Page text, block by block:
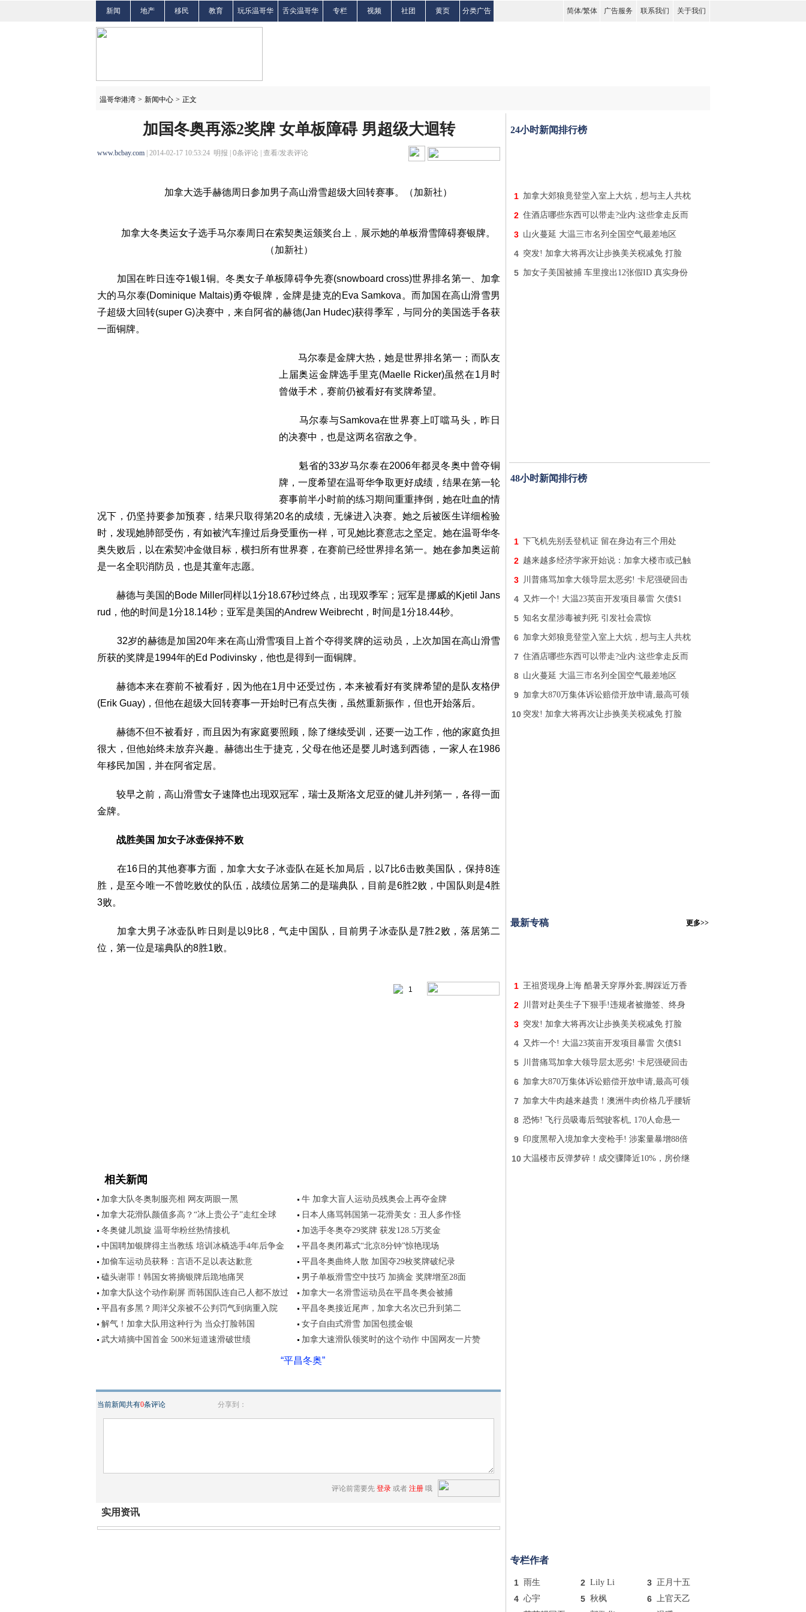
新闻 地产 移民 教育 玩乐温哥华 舌尖温哥华 专栏 视频 社团 黄页 分类广告 简体/繁体 广告服务 联系我们 关于我们
温哥华港湾 > 新闻中心 > 正文
加国冬奥再添2奖牌 女单板障碍 男超级大迴转
www.bcbay.com | 2014-02-17 10:53:24 明报 | 0条评论 | 查看/发表评论
加拿大选手赫德周日参加男子高山滑雪超级大回转赛事。（加新社）
加拿大冬奥运女子选手马尔泰周日在索契奥运颁奖台上﹐展示她的单板滑雪障碍赛银牌。
（加新社）
加国在昨日连夺1银1铜。冬奥女子单板障碍争先赛(snowboard cross)世界排名第一、加拿
大的马尔泰(Dominique Maltais)勇夺银牌，金牌是捷克的Eva Samkova。而加国在高山滑雪男
子超级大回转(super G)决赛中，来自阿省的赫德(Jan Hudec)获得季军，与同分的美国选手各获
一面铜牌。
马尔泰是金牌大热，她是世界排名第一；而队友
上届奥运金牌选手里克(Maelle Ricker)虽然在1月时
曾做手术，赛前仍被看好有奖牌希望。
马尔泰与Samkova在世界赛上叮噹马头，昨日
的决赛中，也是这两名宿敌之争。
魁省的33岁马尔泰在2006年都灵冬奥中曾夺铜
牌，一度希望在温哥华争取更好成绩，结果在第一轮
赛事前半小时前的练习期间重重摔倒，她在吐血的情
况下，仍坚持要参加预赛，结果只取得第20名的成绩，无缘进入决赛。她之后被医生详细检验
时，发现她肺部受伤，有如被汽车撞过后身受重伤一样，可见她比赛意志之坚定。她在温哥华冬
奥失败后，以在索契冲金做目标，横扫所有世界赛，在赛前已经世界排名第一。她在参加奥运前
是一名全职消防员，也是其童年志愿。
赫德与美国的Bode Miller同样以1分18.67秒过终点，出现双季军；冠军是挪威的Kjetil Jans
rud，他的时间是1分18.14秒；亚军是美国的Andrew Weibrecht，时间是1分18.44秒。
32岁的赫德是加国20年来在高山滑雪项目上首个夺得奖牌的运动员，上次加国在高山滑雪
所获的奖牌是1994年的Ed Podivinsky，他也是得到一面铜牌。
赫德本来在赛前不被看好，因为他在1月中还受过伤，本来被看好有奖牌希望的是队友格伊
(Erik Guay)，但他在超级大回转赛事一开始时已有点失衡，虽然重新振作，但也开始落后。
赫德不但不被看好，而且因为有家庭要照顾，除了继续受训，还要一边工作，他的家庭负担
很大，但他始终未放弃兴趣。赫德出生于捷克，父母在他还是婴儿时逃到西德，一家人在1986
年移民加国，并在阿省定居。
较早之前，高山滑雪女子速降也出现双冠军，瑞士及斯洛文尼亚的健儿并列第一，各得一面
金牌。
战胜美国 加女子冰壶保持不败
在16日的其他赛事方面，加拿大女子冰壶队在延长加局后，以7比6击败美国队，保持8连
胜，是至今唯一不曾吃败仗的队伍，战绩位居第二的是瑞典队，目前是6胜2败，中国队则是4胜
3败。
加拿大男子冰壶队昨日则是以9比8，气走中国队，目前男子冰壶队是7胜2败，落居第二
位，第一位是瑞典队的8胜1败。
1
相关新闻
加拿大队冬奥制服亮相 网友两眼一黑
牛 加拿大盲人运动员残奥会上再夺金牌
加拿大花滑队颜值多高？“冰上贵公子”走红全球
日本人痛骂韩国第一花滑美女：丑人多作怪
冬奥健儿凯旋 温哥华粉丝热情接机
加选手冬奥夺29奖牌 获发128.5万奖金
中国聘加银牌得主当教练 培训冰橇选手4年后争金
平昌冬奥闭幕式“北京8分钟”惊艳现场
加偷车运动员获释：言语不足以表达歉意
平昌冬奥曲终人散 加国夺29枚奖牌破纪录
磕头谢罪！韩国女将摘银牌后跪地痛哭
男子单板滑雪空中技巧 加摘金 奖牌增至28面
加拿大队这个动作刷屏 而韩国队连自己人都不放过
加拿大一名滑雪运动员在平昌冬奥会被捕
平昌有多黑？周洋父亲被不公判罚气到病重入院
平昌冬奥接近尾声，加拿大名次已升到第二
解气！加拿大队用这种行为 当众打脸韩国
女子自由式滑雪 加国包揽金银
武大靖摘中国首金 500米短道速滑破世绩
加拿大速滑队领奖时的这个动作 中国网友一片赞
“平昌冬奥”
当前新闻共有0条评论 分享到：
评论前需要先 登录 或者 注册 哦
实用资讯
24小时新闻排行榜
1 加拿大郊狼竟登堂入室上大炕，想与主人共枕
2 住酒店哪些东西可以带走?业内:这些拿走反而
3 山火蔓延 大温三市名列全国空气最差地区
4 突发! 加拿大将再次让步换美关税减免 打脸
5 加女子美国被捕 车里搜出12张假ID 真实身份
48小时新闻排行榜
1 下飞机先别丢登机证 留在身边有三个用处
2 越来越多经济学家开始说：加拿大楼市或已触
3 川普痛骂加拿大领导层太恶劣! 卡尼强硬回击
4 又炸一个! 大温23英亩开发项目暴雷 欠债$1
5 知名女星涉毒被判死 引发社会震惊
6 加拿大郊狼竟登堂入室上大炕，想与主人共枕
7 住酒店哪些东西可以带走?业内:这些拿走反而
8 山火蔓延 大温三市名列全国空气最差地区
9 加拿大870万集体诉讼赔偿开放申请,最高可领
10 突发! 加拿大将再次让步换美关税减免 打脸
最新专稿 更多>>
1 王祖贤现身上海 酷暑天穿厚外套,脚踩近万香
2 川普对赴美生子下狠手!违规者被撤签、终身
3 突发! 加拿大将再次让步换美关税减免 打脸
4 又炸一个! 大温23英亩开发项目暴雷 欠债$1
5 川普痛骂加拿大领导层太恶劣! 卡尼强硬回击
6 加拿大870万集体诉讼赔偿开放申请,最高可领
7 加拿大牛肉越来越贵！澳洲牛肉价格几乎腰斩
8 恐怖! 飞行员吸毒后驾驶客机, 170人命悬一
9 印度黑帮入境加拿大变枪手! 涉案量暴增88倍
10 大温楼市反弹梦碎！成交骤降近10%，房价继
专栏作者
1 雨生 2 Lily Li 3 正月十五
4 心宇 5 秋枫 6 上官天乙